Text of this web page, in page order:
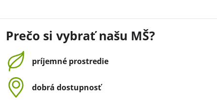
Prečo si vybrať našu MŠ?
príjemné prostredie
dobrá dostupnosť